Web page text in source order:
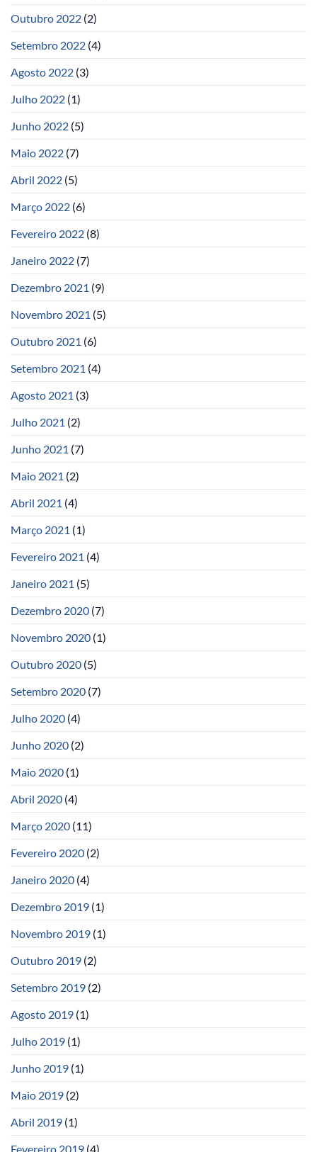
Outubro 2022 (2)
Setembro 2022 (4)
Agosto 2022 (3)
Julho 2022 (1)
Junho 2022 (5)
Maio 2022 (7)
Abril 2022 (5)
Março 2022 (6)
Fevereiro 2022 (8)
Janeiro 2022 (7)
Dezembro 2021 (9)
Novembro 2021 (5)
Outubro 2021 (6)
Setembro 2021 (4)
Agosto 2021 (3)
Julho 2021 (2)
Junho 2021 (7)
Maio 2021 (2)
Abril 2021 (4)
Março 2021 (1)
Fevereiro 2021 (4)
Janeiro 2021 (5)
Dezembro 2020 (7)
Novembro 2020 (1)
Outubro 2020 (5)
Setembro 2020 (7)
Julho 2020 (4)
Junho 2020 (2)
Maio 2020 (1)
Abril 2020 (4)
Março 2020 (11)
Fevereiro 2020 (2)
Janeiro 2020 (4)
Dezembro 2019 (1)
Novembro 2019 (1)
Outubro 2019 (2)
Setembro 2019 (2)
Agosto 2019 (1)
Julho 2019 (1)
Junho 2019 (1)
Maio 2019 (2)
Abril 2019 (1)
Fevereiro 2019 (4)